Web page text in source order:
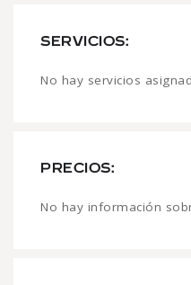
SERVICIOS:
No hay servicios
PRECIOS:
No hay información